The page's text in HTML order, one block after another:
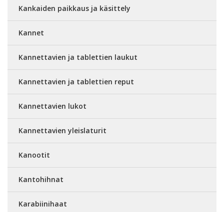
Kankaiden paikkaus ja käsittely
Kannet
Kannettavien ja tablettien laukut
Kannettavien ja tablettien reput
Kannettavien lukot
Kannettavien yleislaturit
Kanootit
Kantohihnat
Karabiinihaat